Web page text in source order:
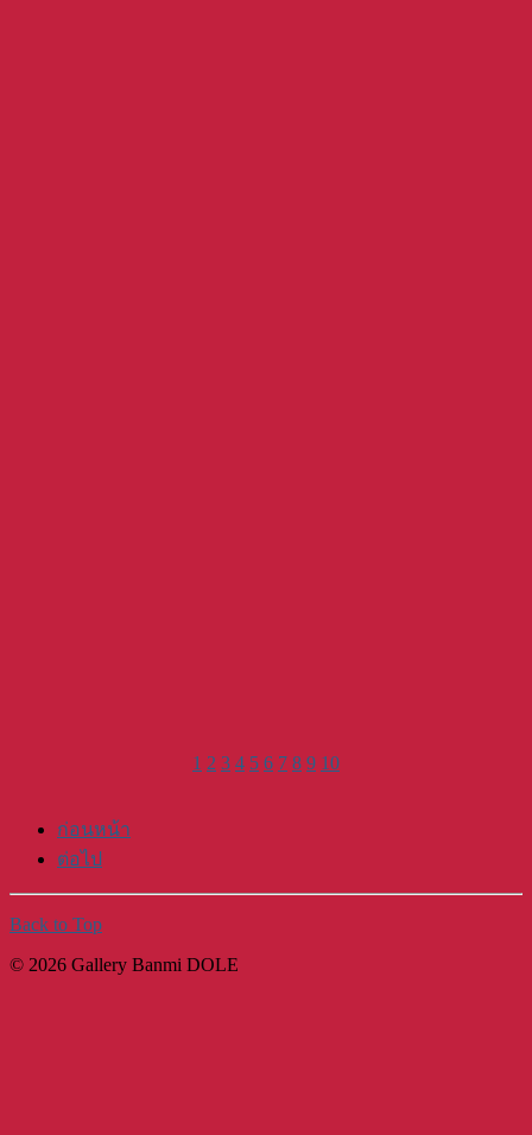
1 2 3 4 5 6 7 8 9 10
ก่อนหน้า
ต่อไป
Back to Top
© 2026 Gallery Banmi DOLE